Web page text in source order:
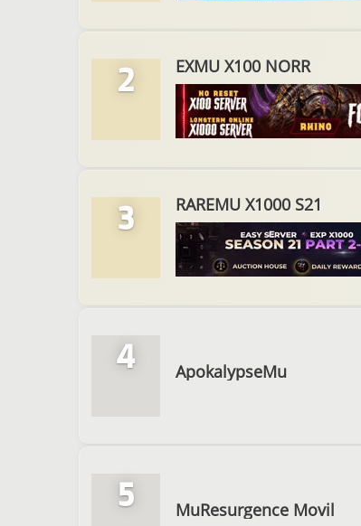
2 EXMU X100 NORR
3 RAREMU X1000 S21
4 ApokalypseMu
5 MuResurgence Movil